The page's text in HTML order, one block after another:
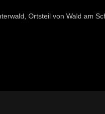
Ortsteil von Wald am